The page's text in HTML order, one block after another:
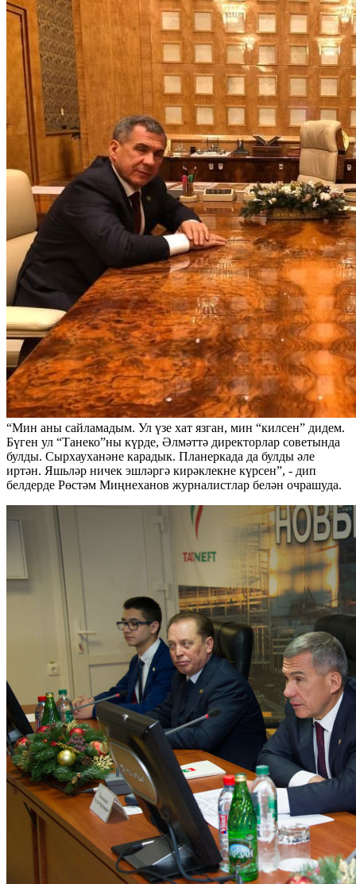
“Мин аны сайламадым. Ул үзе хат язган, мин “килсен” дидем.
Бүген ул “Танеко”ны күрде, Әлмәттә директорлар советында
булды. Сырхауханәне карадык. Планеркада да булды әле
иртән. Яшьләр ничек эшләргә кирәклекне күрсен”, - дип
белдерде Рөстәм Миңнеханов журналистлар белән очрашуда.